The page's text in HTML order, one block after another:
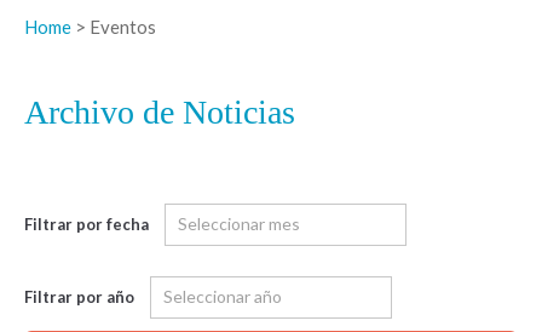
Home > Eventos
Archivo de Noticias
Filtrar por fecha
Filtrar por año